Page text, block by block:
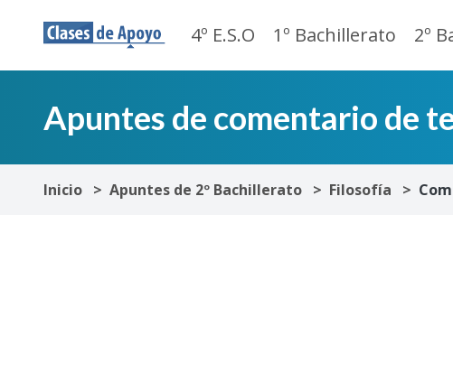
4º E.S.O 1º Bachillerato 2º
Apuntes de comentario de
Inicio Apuntes de 2º Bachillerato Filosofía